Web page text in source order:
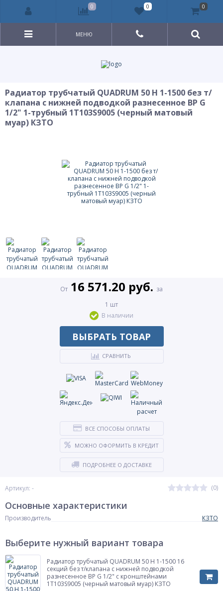
МЕНЮ
Радиатор трубчатый QUADRUM 50 H 1-1500 без т/
клапана с нижней подводкой разнесенное ВР G
1/2" 1-трубный 1T103S9005 (черный матовый
муар) КЗТО
Артикул: - (0)
От 16 571.20 руб. за
1 шт
В наличии
ВЫБРАТЬ ТОВАР
СРАВНИТЬ
ВСЕ СПОСОБЫ ОПЛАТЫ
МОЖНО ОФОРМИТЬ В КРЕДИТ
ПОДРОБНЕЕ О ДОСТАВКЕ
Основные характеристики
Производитель КЗТО
Выберите нужный вариант товара
Радиатор трубчатый QUADRUM 50 H 1-1500 16
секций без т/клапана с нижней подводкой
разнесенное ВР G 1/2" с кронштейнами
1T103S9005 (черный матовый муар) КЗТО
0 0 0